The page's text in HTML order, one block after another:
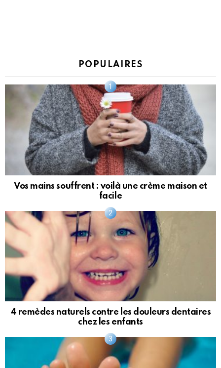
POPULAIRES
Vos mains souffrent : voilà une crème maison et
facile
4 remèdes naturels contre les douleurs dentaires
chez les enfants